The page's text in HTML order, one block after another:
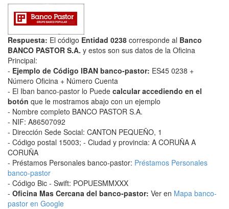
Respuesta: El código Entidad 0238 corresponde al Banco
BANCO PASTOR S.A. y estos son sus datos de la Oficina
Principal:
- Ejemplo de Código IBAN banco-pastor: ES45 0238 +
Número Oficina + Número Cuenta
- El Iban banco-pastor lo Puede calcular accediendo en el
botón que le mostramos abajo con un ejemplo
- Nombre completo BANCO PASTOR S.A.
- NIF: A86507092
- Dirección Sede Social: CANTON PEQUEÑO, 1
- Código postal 15003; - Ciudad y provincia: A CORUÑA A
CORUÑA
- Préstamos Personales banco-pastor: Préstamos Personales
banco-pastor
- Código Bic - Swift: POPUESMMXXX
- Oficina Mas Cercana del banco-pastor: Ver en Mapa banco-
pastor en Google